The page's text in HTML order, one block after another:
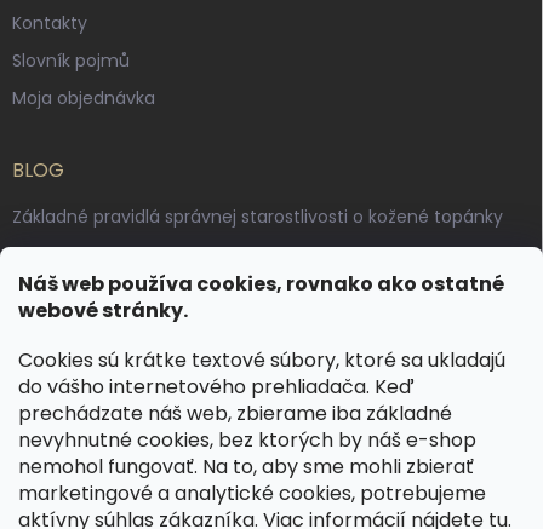
Náš web používa cookies, rovnako ako ostatné
webové stránky.
Cookies sú krátke textové súbory, ktoré sa ukladajú
do vášho internetového prehliadača. Keď
prechádzate náš web, zbierame iba základné
nevyhnutné cookies, bez ktorých by náš e-shop
nemohol fungovať. Na to, aby sme mohli zbierať
marketingové a analytické cookies, potrebujeme
aktívny súhlas zákazníka. Viac informácií nájdete tu.
Kontakty
Slovník pojmů
Moja objednávka
BLOG
Základné pravidlá správnej starostlivosti o kožené topánky
Výroba českých kožených opaskov: vôňa pravej kože, dotyk
remesla
KONTAKT
dotazy@ spongr.cz
+420 776 663 962